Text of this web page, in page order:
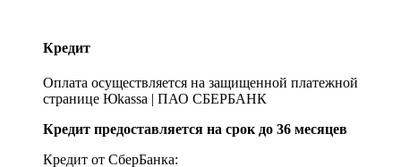
Кредит
Оплата осуществляется на защищенной платежной
странице Юkassa | ПАО СБЕРБАНК
Кредит предоставляется на срок до 36 месяцев
Кредит от СберБанка: